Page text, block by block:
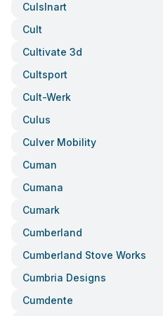
Culslnart
Cult
Cultivate 3d
Cultsport
Cult-Werk
Culus
Culver Mobility
Cuman
Cumana
Cumark
Cumberland
Cumberland Stove Works
Cumbria Designs
Cumdente